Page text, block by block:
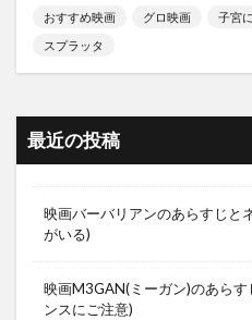
おすすめ映画 グロ映画 子宮
スプラッタ
最近の投稿
映画バーバリアンのあらすじと
がいる)
映画M3GAN(ミーガン)のあら
ンスにご注意)